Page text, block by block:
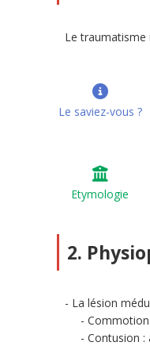
Le traumatisme
Le saviez-vous ?
Etymologie
2.
La lésion
Contusion :